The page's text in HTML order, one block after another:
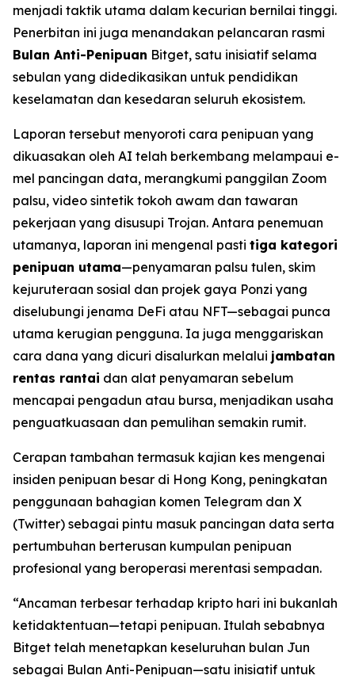
menjadi taktik utama dalam kecurian bernilai tinggi.
Penerbitan ini juga menandakan pelancaran rasmi
Bulan Anti-Penipuan Bitget, satu inisiatif selama
sebulan yang didedikasikan untuk pendidikan
keselamatan dan kesedaran seluruh ekosistem.
Laporan tersebut menyoroti cara penipuan yang
dikuasakan oleh AI telah berkembang melampaui e-
mel pancingan data, merangkumi panggilan Zoom
palsu, video sintetik tokoh awam dan tawaran
pekerjaan yang disusupi Trojan. Antara penemuan
utamanya, laporan ini mengenal pasti tiga kategori
penipuan utama—penyamaran palsu tulen, skim
kejuruteraan sosial dan projek gaya Ponzi yang
diselubungi jenama DeFi atau NFT—sebagai punca
utama kerugian pengguna. Ia juga menggariskan
cara dana yang dicuri disalurkan melalui jambatan
rentas rantai dan alat penyamaran sebelum
mencapai pengadun atau bursa, menjadikan usaha
penguatkuasaan dan pemulihan semakin rumit.
Cerapan tambahan termasuk kajian kes mengenai
insiden penipuan besar di Hong Kong, peningkatan
penggunaan bahagian komen Telegram dan X
(Twitter) sebagai pintu masuk pancingan data serta
pertumbuhan berterusan kumpulan penipuan
profesional yang beroperasi merentasi sempadan.
“Ancaman terbesar terhadap kripto hari ini bukanlah
ketidaktentuan—tetapi penipuan. Itulah sebabnya
Bitget telah menetapkan keseluruhan bulan Jun
sebagai Bulan Anti-Penipuan—satu inisiatif untuk